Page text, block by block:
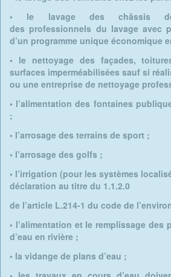
• le lavage des châssis
des professionnels du lavage avec
d’un programme unique économique
• le nettoyage des façades,
surfaces imperméabilisées sauf si
ou une entreprise de nettoyage
• l’alimentation des fontaines
;
• l’arrosage des terrains de sport ;
• l’arrosage des golfs ;
• l’irrigation (pour les systèmes
déclaration au titre du 1.1.2.0
de l’article L.214-1 du code de
• l’alimentation et le remplissage des
d’eau en rivière ;
• la vidange de plans d’eau ;